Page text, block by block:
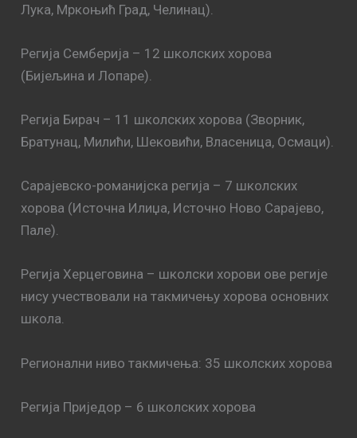
Лука, Мркоњић Град, Челинац).
Регија Семберија – 12 школских хорова
(Бијељина и Лопаре).
Регија Бирач – 11 школских хорова (Зворник,
Братунац, Милићи, Шековићи, Власеница, Осмаци).
Сарајевско-романијска регија – 7 школских
хорова (Источна Илиџа, Источно Ново Сарајево,
Пале).
Регија Херцеговина – школски хорови ове регије
нису учествовали на такмичењу хорова основних
школа.
Регионални ниво такмичења: 35 школских хорова
Регија Приједор – 6 школских хорова